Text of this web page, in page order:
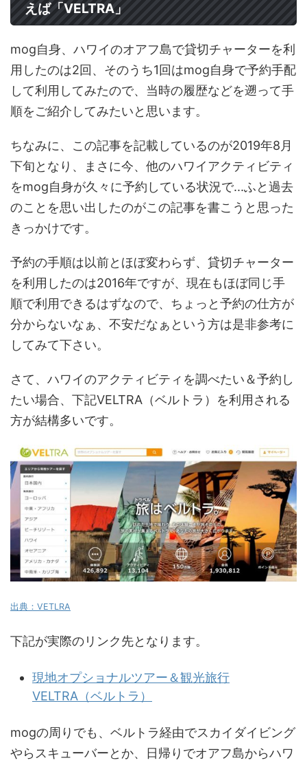
えば「VELTRA」
mog自身、ハワイのオアフ島で貸切チャーターを利
用したのは2回、そのうち1回はmog自身で予約手配
して利用してみたので、当時の履歴などを遡って手
順をご紹介してみたいと思います。
ちなみに、この記事を記載しているのが2019年8月
下旬となり、まさに今、他のハワイアクティビティ
をmog自身が久々に予約している状況で...ふと過去
のことを思い出したのがこの記事を書こうと思った
きっかけです。
予約の手順は以前とほぼ変わらず、貸切チャーター
を利用したのは2016年ですが、現在もほぼ同じ手
順で利用できるはずなので、ちょっと予約の仕方が
分からないなぁ、不安だなぁという方は是非参考に
してみて下さい。
さて、ハワイのアクティビティを調べたい＆予約し
たい場合、下記VELTRA（ベルトラ）を利用される
方が結構多いです。
出典：VETLRA
下記が実際のリンク先となります。
現地オプショナルツアー＆観光旅行
VELTRA（ベルトラ）
mogの周りでも、ベルトラ経由でスカイダイビング
やらスキューバーとか、日帰りでオアフ島からハワ